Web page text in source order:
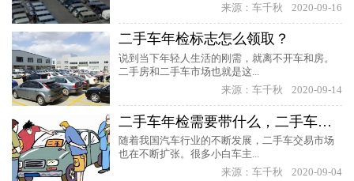
来源：车千秋
2020-09-16
二手车年检标志怎么领取？
说到当下年轻人生活的刚需，就离不开车和房。
二手房和二手车市场也就是这...
来源：车千秋
2020-09-14
二手车年检需要带什么，二手车年检多久年检一次
随着我国汽车行业的不断发展，二手车交易市场
也在不断扩张。很多小白车主...
来源：车千秋
2020-09-04